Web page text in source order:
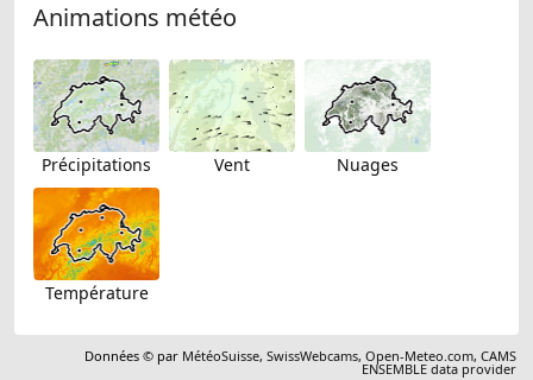
Animations météo
Précipitations Vent Nuages
Température
Données © par MétéoSuisse,SwissWebcams,Open-Meteo.com,CAMS
ENSEMBLE data provider